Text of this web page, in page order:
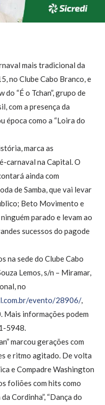
mais tradicional da
no Clube Cabo Branco, e
“É o Tchan”, grupo de
com a presença da
época como a “Loira do
marca as
carnaval na Capital. O
ainda com
de Samba, que vai levar
Beto Movimento e
parado e levam ao
sucessos do pagode
na sede do Clube Cabo
Lemos, s/n – Miramar,
no
com.br/evento/28906/,
Mais informações podem
5948.
marcou gerações com
e ritmo agitado. De volta
e Compadre Washington
foliões com hits como
Cordinha”, “Dança do